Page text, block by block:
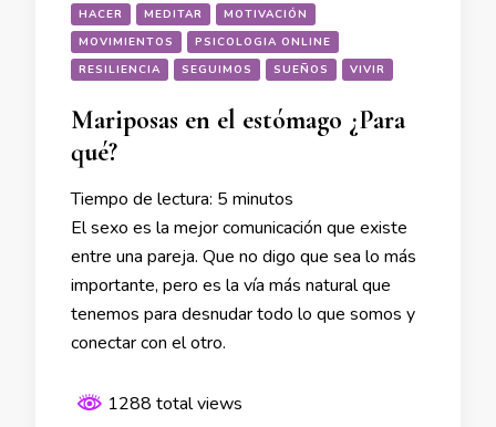
HACER
MEDITAR
MOTIVACIÓN
MOVIMIENTOS
PSICOLOGIA ONLINE
RESILIENCIA
SEGUIMOS SUEÑOS VIVIR
Mariposas en el estómago ¿Para
qué?
Tiempo de lectura: 5 minutos
El sexo es la mejor comunicación que existe
entre una pareja. Que no digo que sea lo más
importante, pero es la vía más natural que
tenemos para desnudar todo lo que somos y
conectar con el otro.
1288 total views